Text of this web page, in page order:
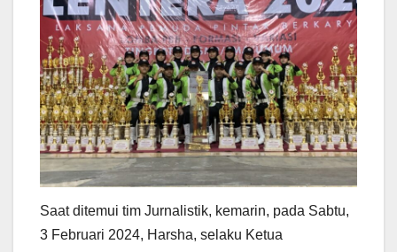
Saat ditemui tim Jurnalistik, kemarin, pada Sabtu,
3 Februari 2024, Harsha, selaku Ketua